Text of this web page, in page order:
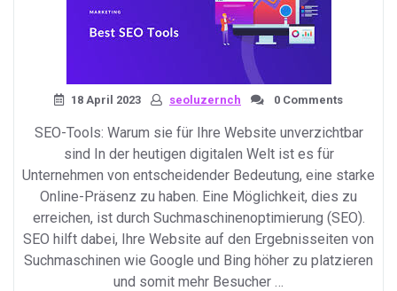
Geschäfts»
18 April 2023 seoluzernch 0 Comments
SEO-Tools: Warum sie für Ihre Website unverzichtbar
sind In der heutigen digitalen Welt ist es für
Unternehmen von entscheidender Bedeutung, eine starke
Online-Präsenz zu haben. Eine Möglichkeit, dies zu
erreichen, ist durch Suchmaschinenoptimierung (SEO).
SEO hilft dabei, Ihre Website auf den Ergebnisseiten von
Suchmaschinen wie Google und Bing höher zu platzieren
und somit mehr Besucher …